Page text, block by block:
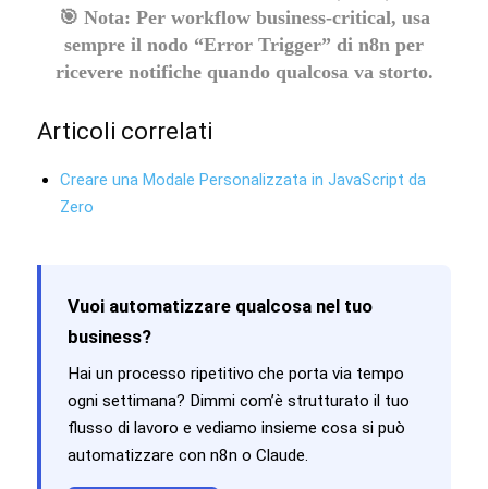
🎯 Nota: Per workflow business-critical, usa
sempre il nodo “Error Trigger” di n8n per
ricevere notifiche quando qualcosa va storto.
Articoli correlati
Creare una Modale Personalizzata in JavaScript da
Zero
Vuoi automatizzare qualcosa nel tuo
business?
Hai un processo ripetitivo che porta via tempo
ogni settimana? Dimmi com’è strutturato il tuo
flusso di lavoro e vediamo insieme cosa si può
automatizzare con n8n o Claude.